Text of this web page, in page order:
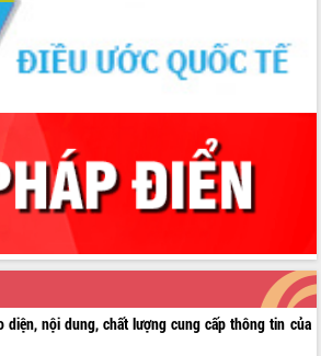
diện, nội dung, chất lượng cung cấp thông tin của